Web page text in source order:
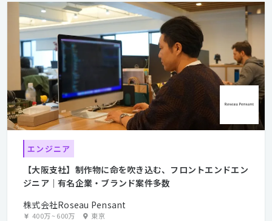
エンジニア
【大阪支社】制作物に命を吹き込む、フロントエンドエン
ジニア｜有名企業・ブランド案件多数
株式会社Roseau Pensant
400万~600万 東京